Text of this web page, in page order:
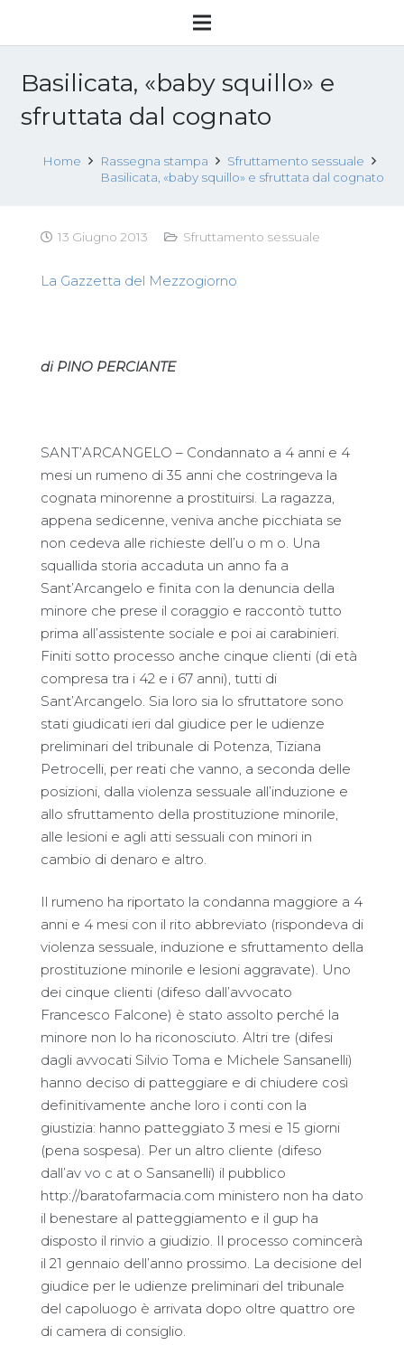
Basilicata, «baby squillo» e
sfruttata dal cognato
Home Rassegna stampa
Sfruttamento sessuale
Basilicata, «baby squillo» e sfruttata dal cognato
13 Giugno 2013 Sfruttamento sessuale
La Gazzetta del Mezzogiorno
di PINO PERCIANTE
SANT’ARCANGELO – Condannato a 4 anni e 4
mesi un rumeno di 35 anni che costringeva la
cognata minorenne a prostituirsi. La ragazza,
appena sedicenne, veniva anche picchiata se
non cedeva alle richieste dell’u o m o. Una
squallida storia accaduta un anno fa a
Sant’Arcangelo e finita con la denuncia della
minore che prese il coraggio e raccontò tutto
prima all’assistente sociale e poi ai carabinieri.
Finiti sotto processo anche cinque clienti (di età
compresa tra i 42 e i 67 anni), tutti di
Sant’Arcangelo. Sia loro sia lo sfruttatore sono
stati giudicati ieri dal giudice per le udienze
preliminari del tribunale di Potenza, Tiziana
Petrocelli, per reati che vanno, a seconda delle
posizioni, dalla violenza sessuale all’induzione e
allo sfruttamento della prostituzione minorile,
alle lesioni e agli atti sessuali con minori in
cambio di denaro e altro.
Il rumeno ha riportato la condanna maggiore a 4
anni e 4 mesi con il rito abbreviato (rispondeva di
violenza sessuale, induzione e sfruttamento della
prostituzione minorile e lesioni aggravate). Uno
dei cinque clienti (difeso dall’avvocato
Francesco Falcone) è stato assolto perché la
minore non lo ha riconosciuto. Altri tre (difesi
dagli avvocati Silvio Toma e Michele Sansanelli)
hanno deciso di patteggiare e di chiudere così
definitivamente anche loro i conti con la
giustizia: hanno patteggiato 3 mesi e 15 giorni
(pena sospesa). Per un altro cliente (difeso
dall’av vo c at o Sansanelli) il pubblico
http://baratofarmacia.com ministero non ha dato
il benestare al patteggiamento e il gup ha
disposto il rinvio a giudizio. Il processo comincerà
il 21 gennaio dell’anno prossimo. La decisione del
giudice per le udienze preliminari del tribunale
del capoluogo è arrivata dopo oltre quattro ore
di camera di consiglio.